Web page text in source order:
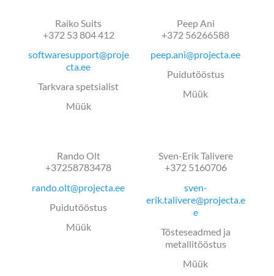
Raiko Suits
+372 53 804 412
softwaresupport@proje
cta.ee
Tarkvara spetsialist
Müük
Peep Ani
+372 56266588
peep.ani@projecta.ee
Puidutööstus
Müük
Rando Olt
+37258783478
rando.olt@projecta.ee
Puidutööstus
Müük
Sven-Erik Talivere
+372 5160706
sven-
erik.talivere@projecta.e
e
Tõsteseadmed ja
metallitööstus
Müük